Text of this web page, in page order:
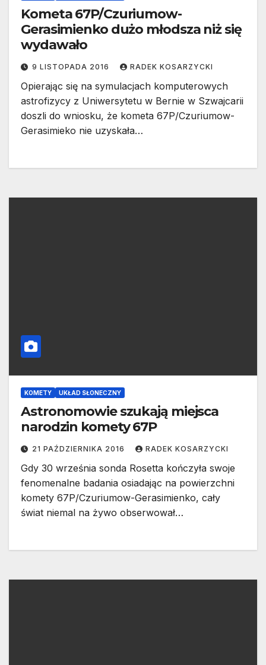
Kometa 67P/Czuriumow-
Gerasimienko dużo młodsza niż się
wydawało
9 LISTOPADA 2016 RADEK KOSARZYCKI
Opierając się na symulacjach komputerowych
astrofizycy z Uniwersytetu w Bernie w Szwajcarii
doszli do wniosku, że kometa 67P/Czuriumow-
Gerasimieko nie uzyskała…
KOMETY UKŁAD SŁONECZNY
Astronomowie szukają miejsca
narodzin komety 67P
21 PAŹDZIERNIKA 2016 RADEK KOSARZYCKI
Gdy 30 września sonda Rosetta kończyła swoje
fenomenalne badania osiadając na powierzchni
komety 67P/Czuriumow-Gerasimienko, cały
świat niemal na żywo obserwował…